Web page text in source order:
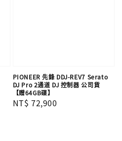
PIONEER 先鋒 DDJ-REV7 Serato
DJ Pro 2通道 DJ 控制器 公司貨
【贈64GB碟】
Regular
NT$ 72,900